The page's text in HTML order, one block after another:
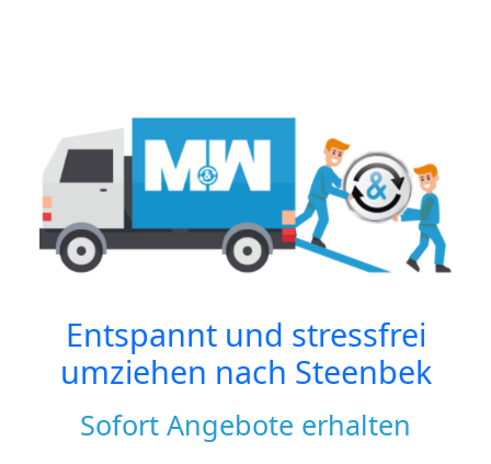
Entspannt und stressfrei
umziehen nach Steenbek
Sofort Angebote erhalten